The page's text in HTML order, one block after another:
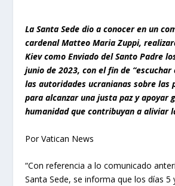
La Santa Sede dio a conocer en un
cardenal Matteo Maria Zuppi,
Kiev como Enviado del Santo Padre
junio de 2023, con el fin de
las autoridades ucranianas sobre las
para alcanzar una justa paz y apoyar
humanidad que contribuyan a aliviar
Por Vatican News
“Con referencia a lo comunicado
Santa Sede, se informa que los días 5